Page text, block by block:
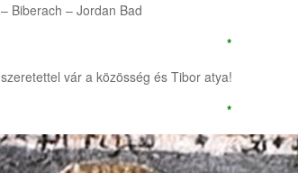
Biberach – Jordan Bad
*
vár a közösség és Tibor atya!
*